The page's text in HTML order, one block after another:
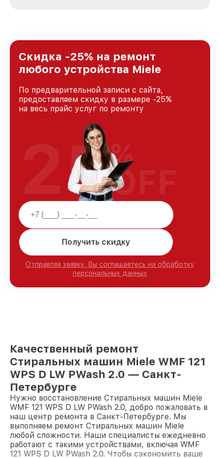
Санкт-Петербурге, постоянно повышая
уровень доверия и лояльности наших
клиентов.
Скидка -25% на ремонт
любого устройства Miele
По предварительной записи с сайта,
предоставляем скидку в размере -25%
на весь прайс услуг по ремонту
Получить скидку
Отправляя заявку, Вы соглашаетесь на обработку
персональных данных
25%
OFF
Качественный ремонт
Стиральных машин Miele WMF 121
WPS D LW PWash 2.0 — Санкт-
Петербурге
Нужно восстановление Стиральных машин Miele
WMF 121 WPS D LW PWash 2.0, добро пожаловать в
наш центр ремонта в Санкт-Петербурге. Мы
выполняем ремонт Стиральных машин Miele
любой сложности. Наши специалисты ежедневно
работают с такими устройствами, включая WMF
121 WPS D LW PWash 2.0. Чтобы сэкономить ваше